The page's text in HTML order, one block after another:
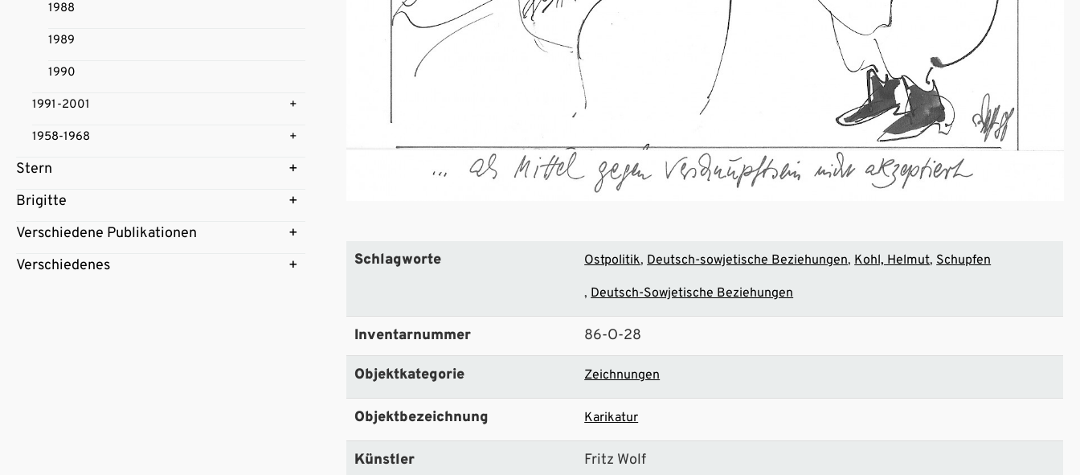
1988
1989
1990
1991-2001
1958-1968
Stern
Brigitte
Verschiedene Publikationen
Verschiedenes
Schlagworte Ostpolitik Deutsch-sowjetische Beziehungen Kohl, Helmut Schupfen
Deutsch-Sowjetische Beziehungen
Inventarnummer 86-O-28
Objektkategorie Zeichnungen
Objektbezeichnung Karikatur
Künstler Fritz Wolf